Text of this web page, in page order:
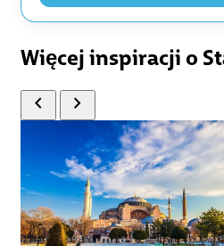
Więcej inspiracji o
chevron_left chevron_right